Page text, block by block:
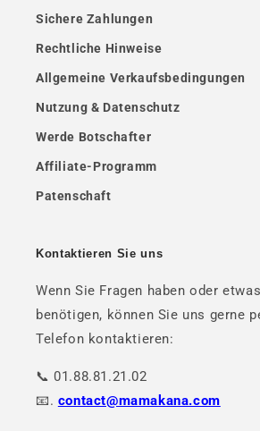
Sichere Zahlungen
Rechtliche Hinweise
Allgemeine Verkaufsbedingungen
Nutzung & Datenschutz
Werde Botschafter
Affiliate-Programm
Patenschaft
Kontaktieren Sie uns
Wenn Sie Fragen haben oder
benötigen, können Sie uns gerne
Telefon kontaktieren:
📞 01.88.81.21.02
📧. contact@mamakana.com